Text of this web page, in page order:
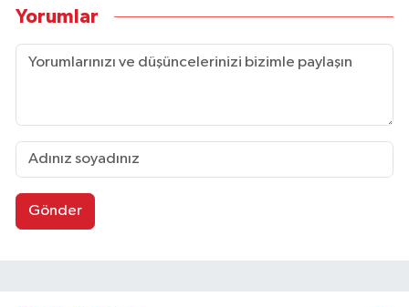
Yorumlar
Gönder